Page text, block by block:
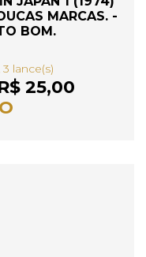
MARCAS. -
BOM.
3 lance(s)
25,00